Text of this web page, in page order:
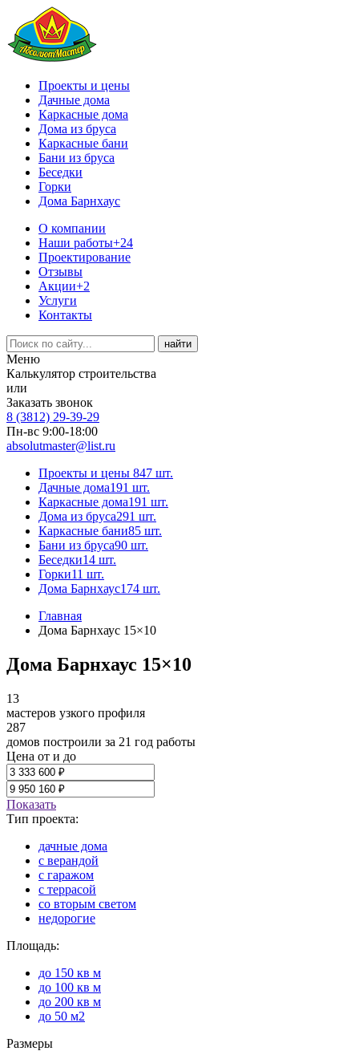
Проекты и цены
Дачные дома
Каркасные дома
Дома из бруса
Каркасные бани
Бани из бруса
Беседки
Горки
Дома Барнхаус
О компании
Наши работы+24
Проектирование
Отзывы
Акции+2
Услуги
Контакты
Меню
Калькулятор строительства
или
Заказать звонок
8 (3812) 29-39-29
Пн-вс 9:00-18:00
absolutmaster@list.ru
Проекты и цены 847 шт.
Дачные дома191 шт.
Каркасные дома191 шт.
Дома из бруса291 шт.
Каркасные бани85 шт.
Бани из бруса90 шт.
Беседки14 шт.
Горки11 шт.
Дома Барнхаус174 шт.
Главная
Дома Барнхаус 15×10
Дома Барнхаус 15×10
13
мастеров узкого профиля
287
домов построили за 21 год работы
Цена от и до
Показать
Тип проекта:
дачные дома
с верандой
с гаражом
с террасой
со вторым светом
недорогие
Площадь:
до 150 кв м
до 100 кв м
до 200 кв м
до 50 м2
Размеры